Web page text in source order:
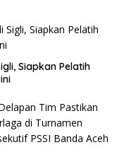
Siapkan Pelatih